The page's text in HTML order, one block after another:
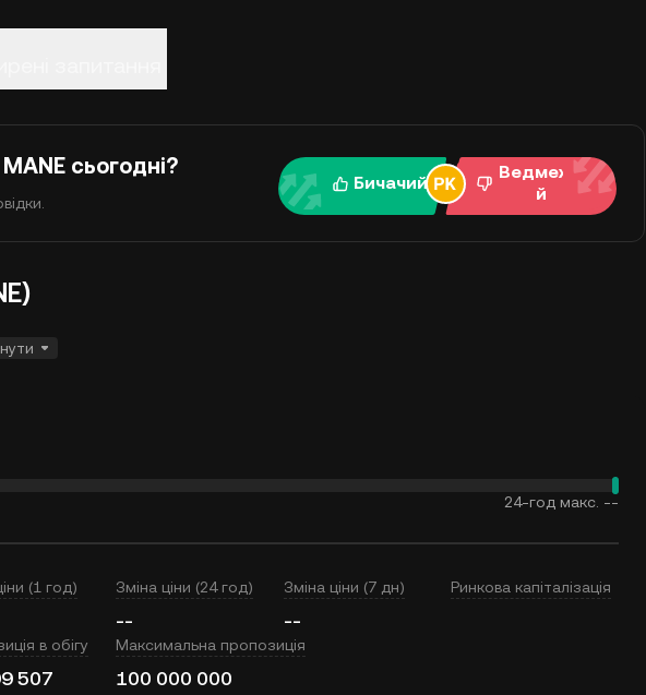
сьогодні?
Бичачий
Ведмежи
й
24-год макс. --
(1 год) Зміна ціни (24 год)
--
Зміна ціни (7 дн)
--
Ринкова капіталізація
в обігу
507
Максимальна пропозиція
100 000 000